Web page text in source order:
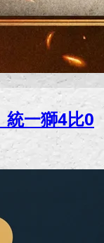
一獅4比0